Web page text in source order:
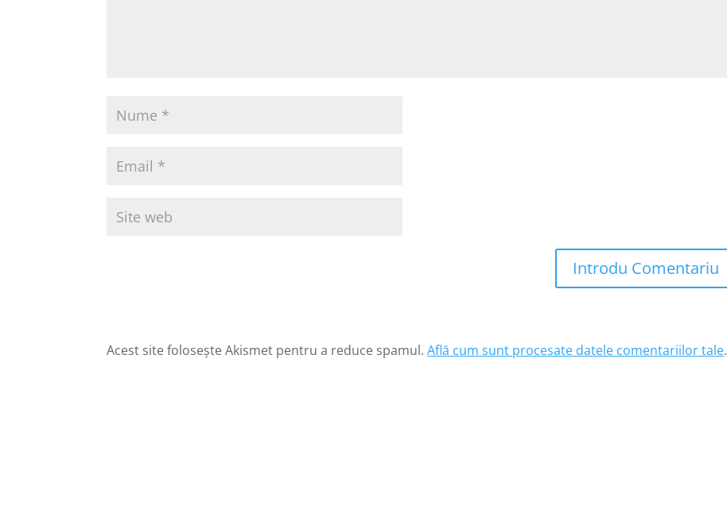
Introdu Comentariu
Acest site folosește Akismet pentru a reduce spamul.Află cum sunt procesate datele comentariilor tale.